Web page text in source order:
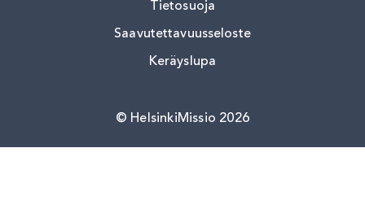
Tietosuoja
Saavutettavuusseloste
Keräyslupa
HelsinkiMissio 2026